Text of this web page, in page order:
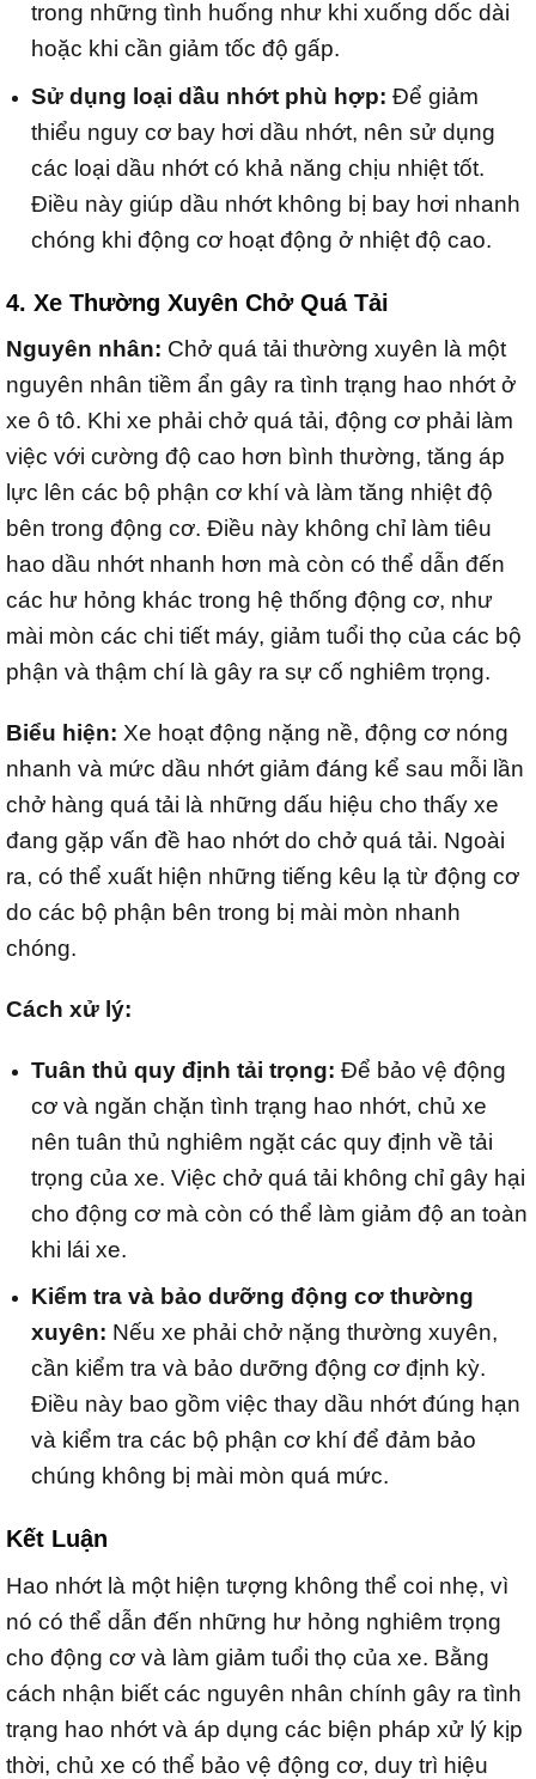
trong những tình huống như khi xuống dốc dài
hoặc khi cần giảm tốc độ gấp.
Sử dụng loại dầu nhớt phù hợp: Để giảm
thiểu nguy cơ bay hơi dầu nhớt, nên sử dụng
các loại dầu nhớt có khả năng chịu nhiệt tốt.
Điều này giúp dầu nhớt không bị bay hơi nhanh
chóng khi động cơ hoạt động ở nhiệt độ cao.
4. Xe Thường Xuyên Chở Quá Tải
Nguyên nhân: Chở quá tải thường xuyên là một
nguyên nhân tiềm ẩn gây ra tình trạng hao nhớt ở
xe ô tô. Khi xe phải chở quá tải, động cơ phải làm
việc với cường độ cao hơn bình thường, tăng áp
lực lên các bộ phận cơ khí và làm tăng nhiệt độ
bên trong động cơ. Điều này không chỉ làm tiêu
hao dầu nhớt nhanh hơn mà còn có thể dẫn đến
các hư hỏng khác trong hệ thống động cơ, như
mài mòn các chi tiết máy, giảm tuổi thọ của các bộ
phận và thậm chí là gây ra sự cố nghiêm trọng.
Biểu hiện: Xe hoạt động nặng nề, động cơ nóng
nhanh và mức dầu nhớt giảm đáng kể sau mỗi lần
chở hàng quá tải là những dấu hiệu cho thấy xe
đang gặp vấn đề hao nhớt do chở quá tải. Ngoài
ra, có thể xuất hiện những tiếng kêu lạ từ động cơ
do các bộ phận bên trong bị mài mòn nhanh
chóng.
Cách xử lý:
Tuân thủ quy định tải trọng: Để bảo vệ động
cơ và ngăn chặn tình trạng hao nhớt, chủ xe
nên tuân thủ nghiêm ngặt các quy định về tải
trọng của xe. Việc chở quá tải không chỉ gây hại
cho động cơ mà còn có thể làm giảm độ an toàn
khi lái xe.
Kiểm tra và bảo dưỡng động cơ thường
xuyên: Nếu xe phải chở nặng thường xuyên,
cần kiểm tra và bảo dưỡng động cơ định kỳ.
Điều này bao gồm việc thay dầu nhớt đúng hạn
và kiểm tra các bộ phận cơ khí để đảm bảo
chúng không bị mài mòn quá mức.
Kết Luận
Hao nhớt là một hiện tượng không thể coi nhẹ, vì
nó có thể dẫn đến những hư hỏng nghiêm trọng
cho động cơ và làm giảm tuổi thọ của xe. Bằng
cách nhận biết các nguyên nhân chính gây ra tình
trạng hao nhớt và áp dụng các biện pháp xử lý kịp
thời, chủ xe có thể bảo vệ động cơ, duy trì hiệu